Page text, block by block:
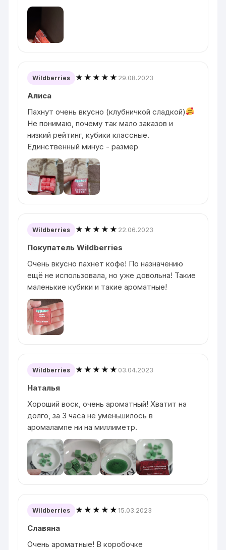
Wildberries ★★★★★ 29.08.2023
Алиса
Пахнут очень вкусно (клубничкой сладкой)
Не понимаю, почему так мало заказов и
низкий рейтинг, кубики классные.
Единственный минус - размер
Wildberries ★★★★★ 22.06.2023
Покупатель Wildberries
Очень вкусно пахнет кофе! По назначению
ещё не использовала, но уже довольна! Такие
маленькие кубики и такие ароматные!
Wildberries ★★★★★ 03.04.2023
Наталья
Хороший воск, очень ароматный! Хватит на
долго, за 3 часа не уменьшилось в
аромалампе ни на миллиметр.
Wildberries ★★★★★15.03.2023
Славяна
Очень ароматные! В коробочке